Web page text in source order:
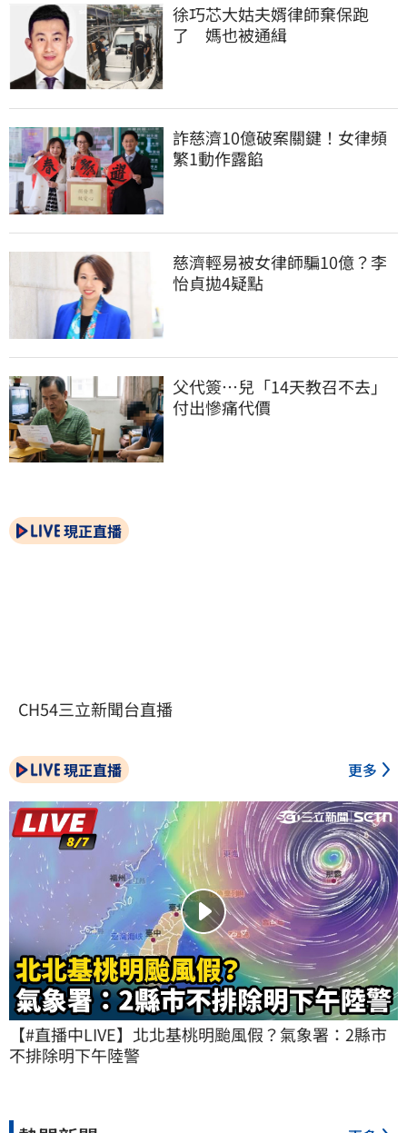
徐巧芯大姑夫婿律師棄保跑
了　媽也被通緝
詐慈濟10億破案關鍵！女律頻
繁1動作露餡
慈濟輕易被女律師騙10億？李
怡貞拋4疑點
父代簽…兒「14天教召不去」
付出慘痛代價
現正直播
CH54三立新聞台直播
現正直播 更多
【#直播中LIVE】北北基桃明颱風假？氣象署：2縣市
不排除明下午陸警